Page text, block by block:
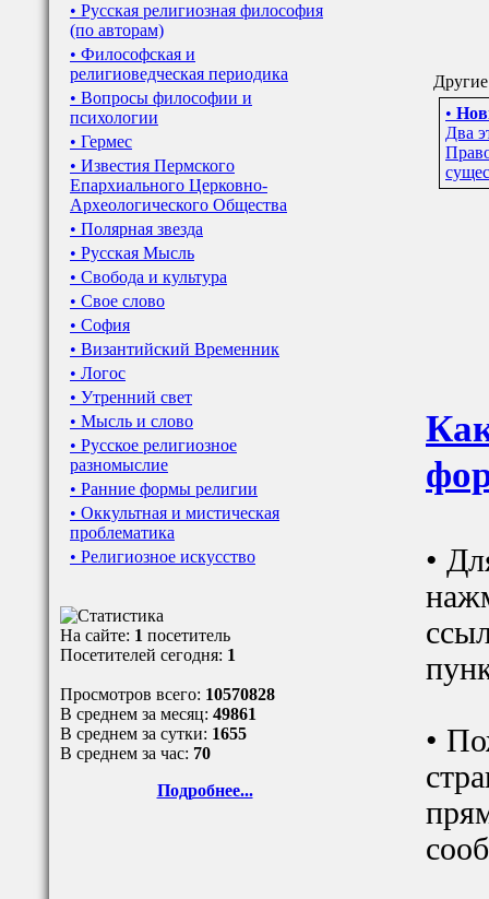
• Русская религиозная философия
(по авторам)
• Философская и
религиоведческая периодика
• Вопросы философии и
психологии
• Гермес
• Известия Пермского
Епархиального Церковно-
Археологического Общества
• Полярная звезда
• Русская Мысль
• Свобода и культура
• Свое слово
• София
• Византийский Временник
• Логос
• Утренний свет
• Мысль и слово
• Русское религиозное
разномыслие
• Ранние формы религии
• Оккультная и мистическая
проблематика
• Религиозное искусство
На сайте: 1 посетитель
Посетителей сегодня: 1
Просмотров всего: 10570828
В среднем за месяц: 49861
В среднем за сутки: 1655
В среднем за час: 70
Подробнее...
•
Два
•
•